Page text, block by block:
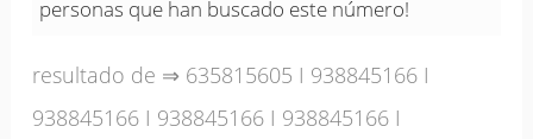
personas que han buscado este número!
resultado de ⇒ 635815605 I 938845166 I
938845166 I 938845166 I 938845166 I